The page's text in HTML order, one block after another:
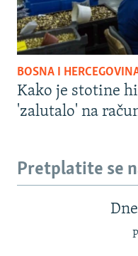
BOSNA I
Kako je stotine
'zalutalo' na
Pretplatite se